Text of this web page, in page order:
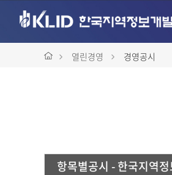
열린경영 경영공시
항목별공시 - 한국지역